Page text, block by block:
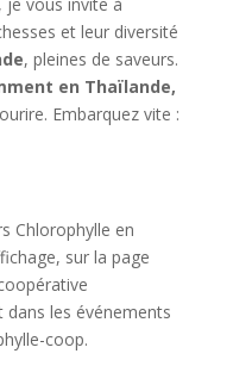
et leur diversité
, pleines de saveurs.
en Thaïlande,
Embarquez vite :
Chlorophylle en
sur la page
les événements
coop.